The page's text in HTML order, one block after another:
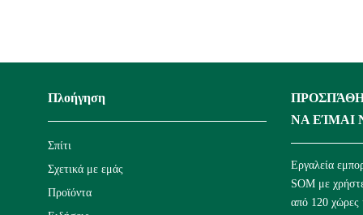
Πλοήγηση
Σπίτι
Σχετικά με εμάς
Προϊόντα
ΝΑ ΕΊΜΑΙ
Εργαλεία
SOM με
από 120 χώρες